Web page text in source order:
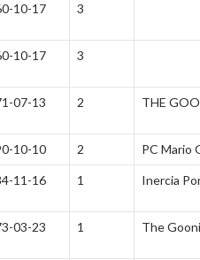
10-17 3
10-17 3
07-13 2 THE
10-10 2 PC Mario
11-16 1 Inercia
03-23 1 The